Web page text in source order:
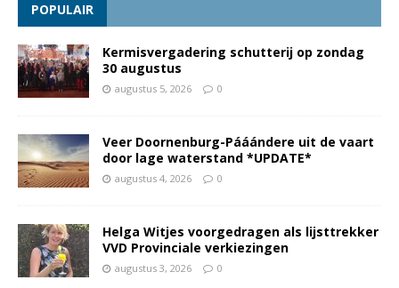
POPULAIR
Kermisvergadering schutterij op zondag
30 augustus
augustus 5, 2026 0
Veer Doornenburg-Pááándere uit de vaart
door lage waterstand *UPDATE*
augustus 4, 2026 0
Helga Witjes voorgedragen als lijsttrekker
VVD Provinciale verkiezingen
augustus 3, 2026 0